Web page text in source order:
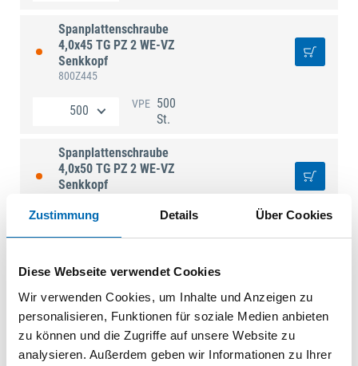
Zustimmung Details Über Cookies
Diese Webseite verwendet Cookies
Wir verwenden Cookies, um Inhalte und Anzeigen zu
personalisieren, Funktionen für soziale Medien anbieten
zu können und die Zugriffe auf unsere Website zu
analysieren. Außerdem geben wir Informationen zu Ihrer
Spanplattenschraube
4,0x45 TG PZ 2 WE-VZ
Senkkopf
800Z445
VPE 500
St.
Spanplattenschraube
4,0x50 TG PZ 2 WE-VZ
Senkkopf
St.
Spanplattenschraube
4,0x60 TG PZ 2 WE-VZ
Senkkopf
800Z460
VPE
500